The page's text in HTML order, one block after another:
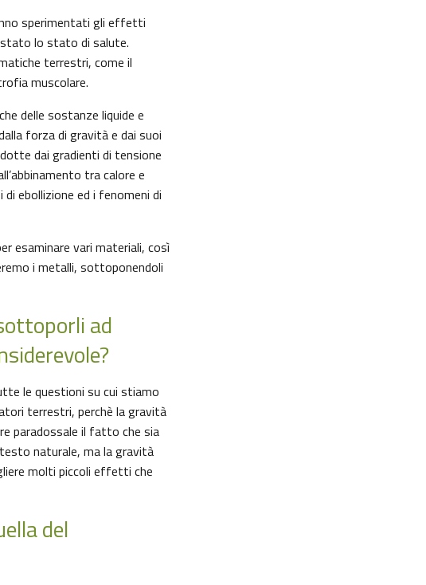
sperimentati gli effetti
lo stato di salute.
terrestri, come il
muscolare.
delle sostanze liquide e
forza di gravità e dai suoi
dai gradienti di tensione
tra calore e
ebollizione ed i fenomeni di
esaminare vari materiali, così
i metalli, sottoponendoli
ad
le questioni su cui stiamo
terrestri, perchè la gravità
paradossale il fatto che sia
naturale, ma la gravità
molti piccoli effetti che
del